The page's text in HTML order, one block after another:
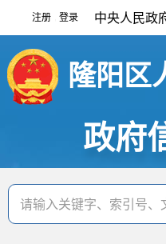
注册 登录 中央人民政
隆阳区
政府